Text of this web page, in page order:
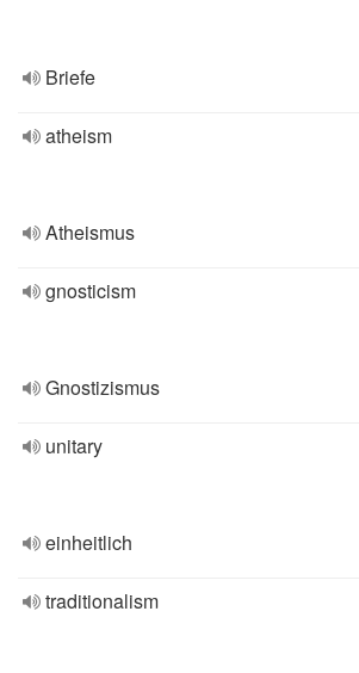
Briefe
atheism
Atheismus
gnosticism
Gnostizismus
unitary
einheitlich
traditionalism